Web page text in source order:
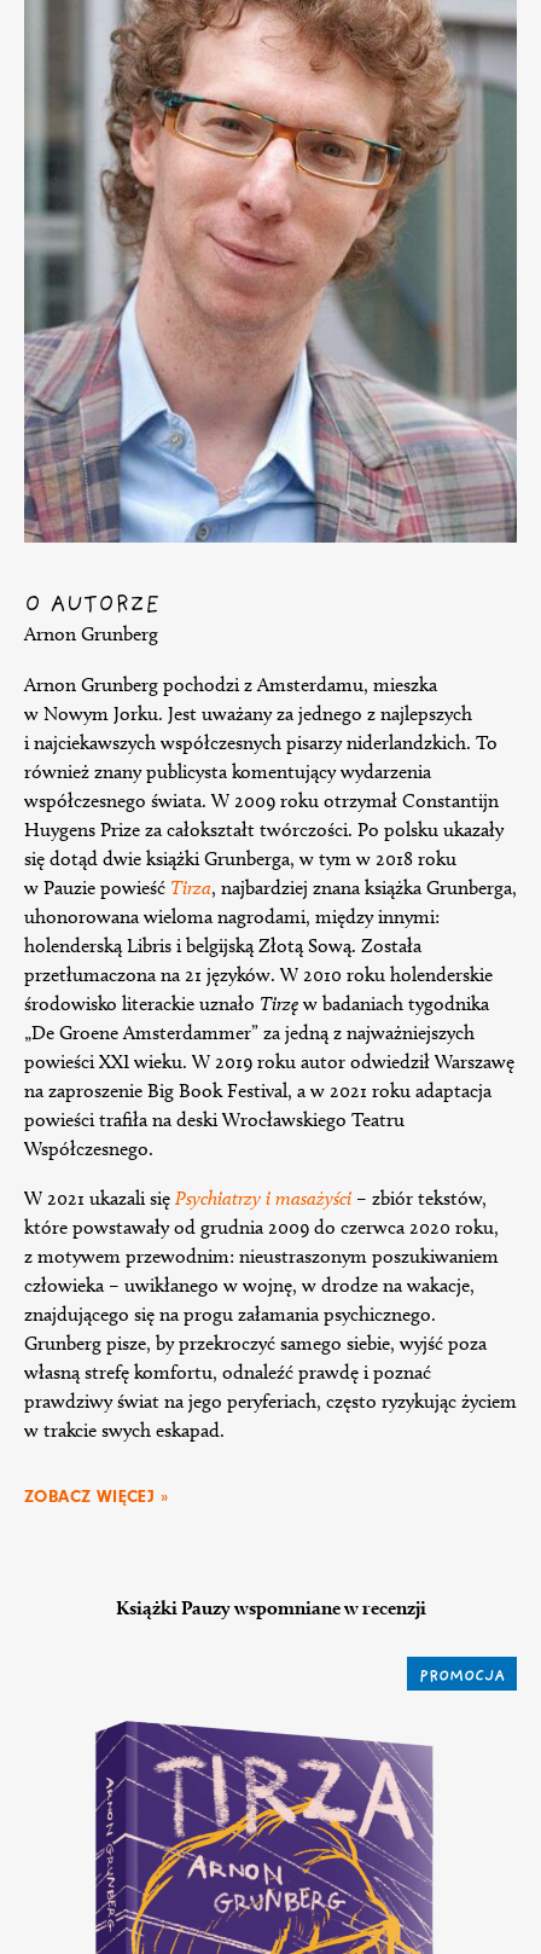
O AUTORZE
Arnon Grunberg
Arnon Grunberg pochodzi z Amsterdamu, mieszka
w Nowym Jorku. Jest uważany za jednego z najlepszych
i najciekawszych współczesnych pisarzy niderlandzkich. To
również znany publicysta komentujący wydarzenia
współczesnego świata. W 2009 roku otrzymał Constantijn
Huygens Prize za całokształt twórczości. Po polsku ukazały
się dotąd dwie książki Grunberga, w tym w 2018 roku
w Pauzie powieść Tirza, najbardziej znana książka Grunberga,
uhonorowana wieloma nagrodami, między innymi:
holenderską Libris i belgijską Złotą Sową. Została
przetłumaczona na 21 języków. W 2010 roku holenderskie
środowisko literackie uznało Tirzę w badaniach tygodnika
„De Groene Amsterdammer” za jedną z najważniejszych
powieści XXI wieku. W 2019 roku autor odwiedził Warszawę
na zaproszenie Big Book Festival, a w 2021 roku adaptacja
powieści trafiła na deski Wrocławskiego Teatru
Współczesnego.
W 2021 ukazali się Psychiatrzy i masażyści – zbiór tekstów,
które powstawały od grudnia 2009 do czerwca 2020 roku,
z motywem przewodnim: nieustraszonym poszukiwaniem
człowieka – uwikłanego w wojnę, w drodze na wakacje,
znajdującego się na progu załamania psychicznego.
Grunberg pisze, by przekroczyć samego siebie, wyjść poza
własną strefę komfortu, odnaleźć prawdę i poznać
prawdziwy świat na jego peryferiach, często ryzykując życiem
w trakcie swych eskapad.
ZOBACZ WIĘCEJ »
Książki Pauzy wspomniane w recenzji
PROMOCJA